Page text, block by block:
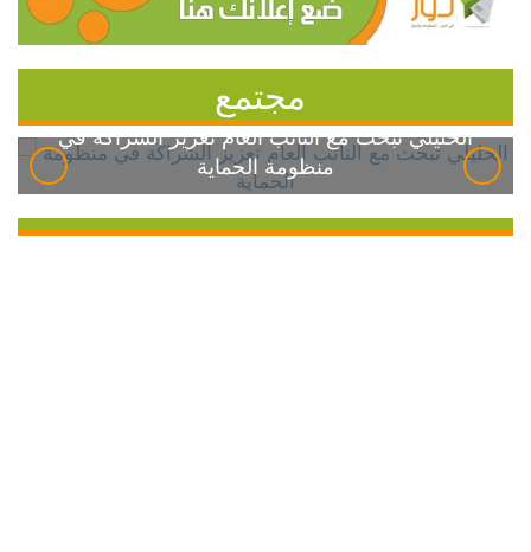
مجتمع
الخليلي تبحث مع النائب العام تعزيز الشراكة في
منظومة الحماية